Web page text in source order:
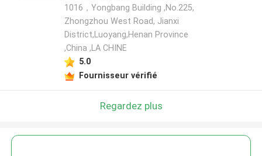
1016，Yongbang Building ,No.225,
Zhongzhou West Road, Jianxi
District,Luoyang,Henan Province
,China ,LA CHINE
5.0
Fournisseur vérifié
Regardez plus